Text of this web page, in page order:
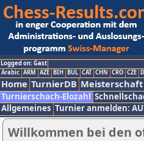
Logged on: Gast
Arabic ARM AZE BIH BUL CAT CHN CRO CZE
Home TurnierDB Meisterschaft
Turnierschach-Elozahl
Allgemeines Turnier anmelden:
Willkommen bei den